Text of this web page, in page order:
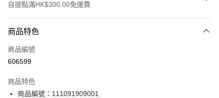
自提點滿HK$300.00免運費
信用卡
Apple Pay
PayMe
商品特色
商品編號
606599
商品特色
商品編號：111091909001